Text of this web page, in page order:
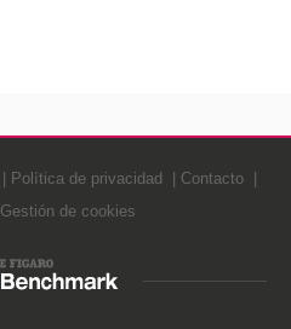
Política de privacidad
Contacto
Gestión de cookies